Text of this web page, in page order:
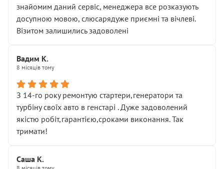
знайомим даний сервіс, менеджера все розказують
досупною мовою, слюсарядуже приємні та вічлеві.
Візитом залишились задоволені
Вадим К.
8 місяців тому
З 14-го року ремонтую стартери,генератори та
турбіну своїх авто в генстарі . Дуже задоволений
якістю робіт,гарантією,сроками виконання. Так
тримати!
Саша К.